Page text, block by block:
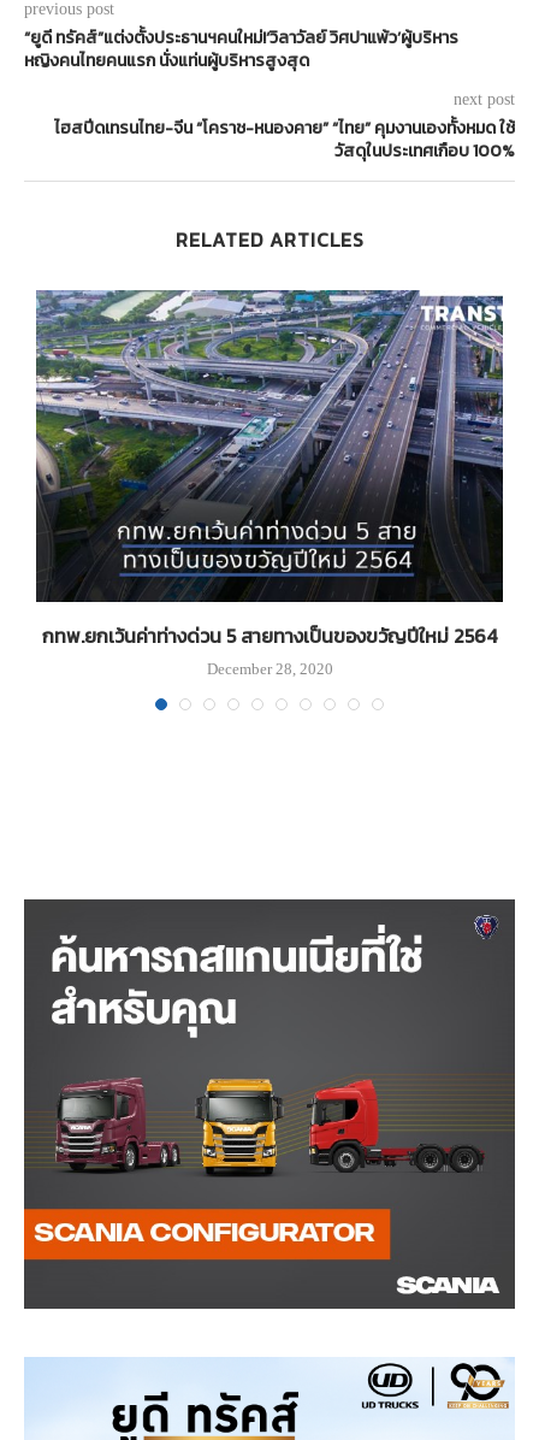
previous post
“ยูดี ทรัคส์”แต่งตั้งประธานฯคนใหม่!‘วิลาวัลย์ วิศปาแพ้ว’ผู้บริหาร
หญิงคนไทยคนแรก นั่งแท่นผู้บริหารสูงสุด
next post
ไฮสปีดเทรนไทย-จีน “โคราช-หนองคาย” “ไทย” คุมงานเองทั้งหมด ใช้
วัสดุในประเทศเกือบ 100%
RELATED ARTICLES
กทพ.ยกเว้นค่าท่างด่วน 5 สายทางเป็นของขวัญปีใหม่ 2564
December 28, 2020